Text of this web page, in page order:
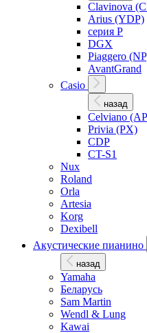
Clavinova
Arius (YDP)
серия P
DGX
Piaggero
AvantGrand
Casio
назад
Celviano
Privia (PX)
CDP
CT-S1
Nux
Roland
Orla
Artesia
Korg
Dexibell
Акустические пианино
назад
Yamaha
Беларусь
Sam Martin
Wendl & Lung
Kawai